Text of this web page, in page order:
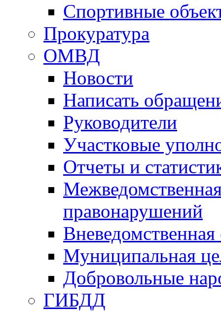
Спортивные
Прокуратура
ОМВД
Новости
Написать
Руководители
Участковые
Отчеты и
правонарушений
Вневедомственная
Муниципальная
Добровольные
ГИБДД